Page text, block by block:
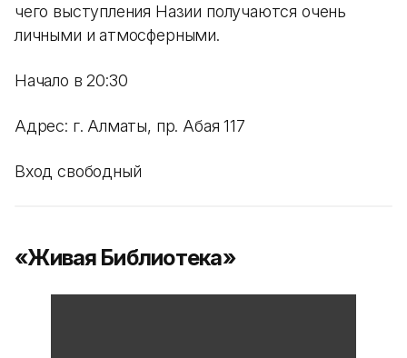
чего выступления Назии получаются очень
личными и атмосферными.
Начало в 20:30
Адрес: г. Алматы, пр. Абая 117
Вход свободный
«Живая Библиотека»